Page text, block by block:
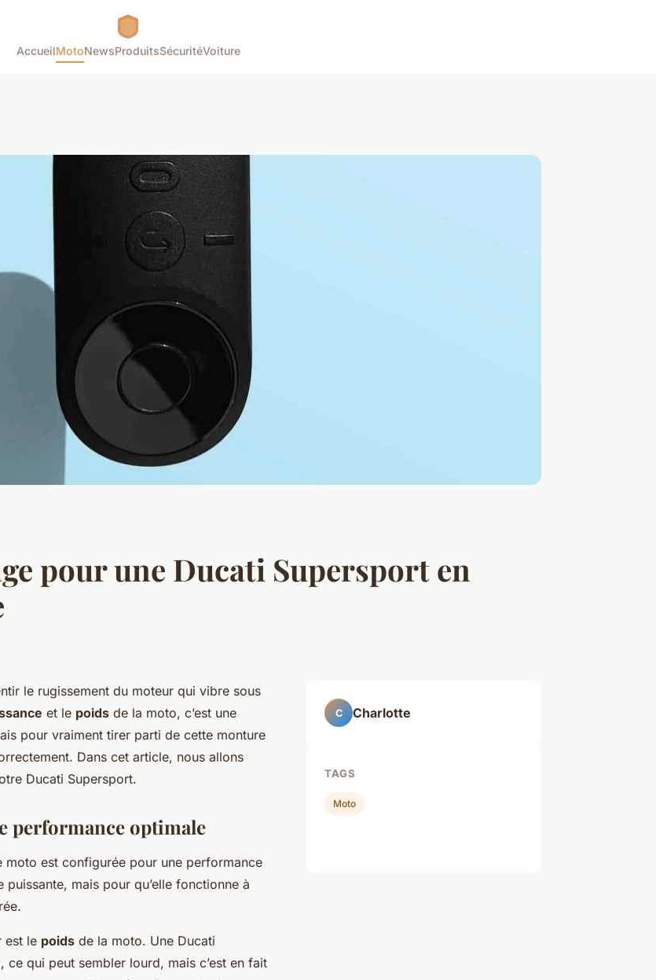
AccueilMotoNewsProduitsSécuritéVoiture
pour une Ducati Supersport en
le rugissement du moteur qui vibre sous
et le poids de la moto, c’est une
pour vraiment tirer parti de cette monture
Dans cet article, nous allons
Ducati Supersport.
performance optimale
est configurée pour une performance
puissante, mais pour qu’elle fonctionne à
est le poids de la moto. Une Ducati
qui peut sembler lourd, mais c’est en fait
C Charlotte
TAGS
Moto